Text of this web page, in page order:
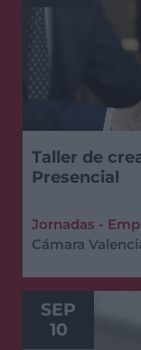
Taller de
Presencial
Jornadas -
Cámara
SEP
10